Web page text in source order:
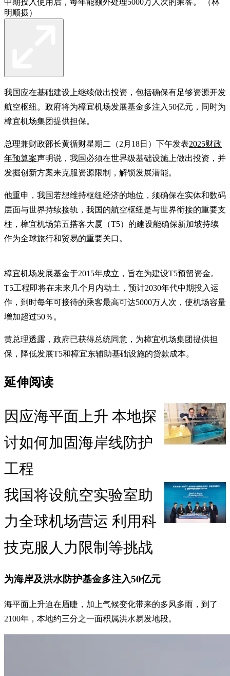
明顺摄）
我国应在基础建设上继续做出投资，包括确保有足够资源开发
航空枢纽。政府将为樟宜机场发展基金多注入50亿元，同时为
樟宜机场集团提供担保。
总理兼财政部长黄循财星期二（2月18日）下午发表2025财政
年预算案声明说，我国必须在世界级基础设施上做出投资，并
发掘创新方案来克服资源限制，解锁发展潜能。
他重申，我国若想维持枢纽经济的地位，须确保在实体和数码
层面与世界持续接轨，我国的航空枢纽是与世界衔接的重要支
柱，樟宜机场第五搭客大厦（T5）的建设能确保新加坡持续
作为全球旅行和贸易的重要关口。
樟宜机场发展基金于2015年成立，旨在为建设T5预留资金。
T5工程即将在未来几个月内动土，预计2030年代中期投入运
作，到时每年可接待的乘客最高可达5000万人次，使机场容量
增加超过50％。
黄总理透露，政府已获得总统同意，为樟宜机场集团提供担
保，降低发展T5和樟宜东辅助基础设施的贷款成本。
延伸阅读
因应海平面上升 本地探
讨如何加固海岸线防护
工程
我国将设航空实验室助
力全球机场营运 利用科
技克服人力限制等挑战
为海岸及洪水防护基金多注入50亿元
海平面上升迫在眉睫，加上气候变化带来的多风多雨，到了
2100年，本地约三分之一面积属洪水易发地段。